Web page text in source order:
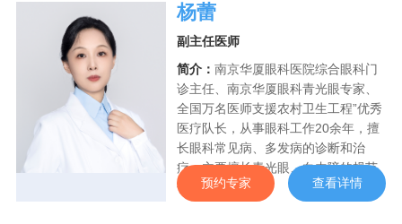
杨蕾
副主任医师
简介：南京华厦眼科医院综合眼科门
诊主任、南京华厦眼科青光眼专家、
全国万名医师支援农村卫生工程”优秀
医疗队长，从事眼科工作20余年，擅
长眼科常见病、多发病的诊断和治
疗。主要擅长青光眼、白内障的规范
化诊疗，对难···
预约专家 查看详情